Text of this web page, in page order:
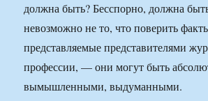
должна быть? Бесспорно, должна
невозможно не то, что поверить
представляемые представителями
профессии, — они могут быть
вымышленными, выдуманными.